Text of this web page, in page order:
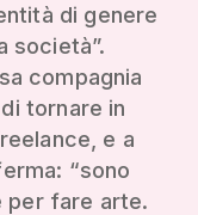
di genere
società”.
compagnia
tornare in
e a
“sono
per fare arte.